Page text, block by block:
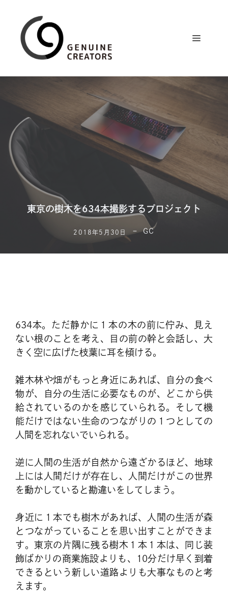
へ
メ
ュ
東京の樹木を634本撮影するプロジェクト
2018年5月30日 GC
634本。ただ静かに１本の木の前に佇み、見え
ない根のことを考え、目の前の幹と会話し、大
きく空に広げた枝葉に耳を傾ける。
雑木林や畑がもっと身近にあれば、自分の食べ
物が、自分の生活に必要なものが、どこから供
給されているのかを感じていられる。そして機
能だけではない生命のつながりの１つとしての
人間を忘れないでいられる。
逆に人間の生活が自然から遠ざかるほど、地球
上には人間だけが存在し、人間だけがこの世界
を動かしていると勘違いをしてしまう。
身近に１本でも樹木があれば、人間の生活が森
とつながっていることを思い出すことができま
す。東京の片隅に残る樹木１本１本は、同じ装
飾ばかりの商業施設よりも、10分だけ早く到着
できるという新しい道路よりも大事なものと考
えます。